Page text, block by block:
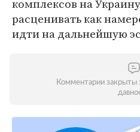
комплексов на
расценивать как
идти на дальнейшую
Комментарии закрыты